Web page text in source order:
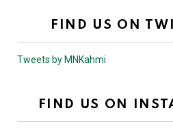
FIND US ON
Tweets by MNKahmi
FIND US ON